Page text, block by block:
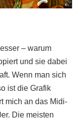
– warum
und sie dabei
Wenn man sich
ist die Grafik
mich an das Midi-
Die meisten